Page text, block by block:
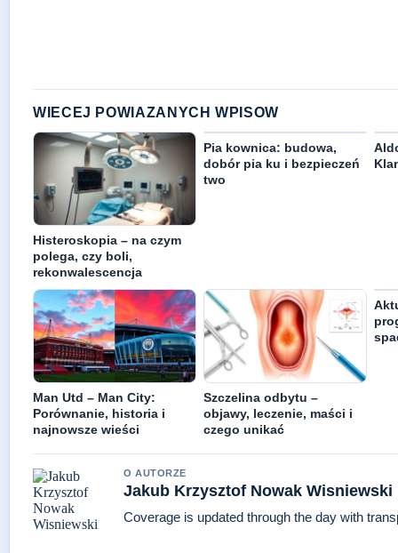
WIECEJ POWIAZANYCH WPISOW
Histeroskopia – na czym
polega, czy boli,
rekonwalescencja
Pia kownica: budowa,
dobór pia ku i bezpieczeń
two
Man Utd – Man City:
Porównanie, historia i
najnowsze wieści
Szczelina odbytu –
objawy, leczenie, maści i
czego unikać
O AUTORZE
Jakub Krzysztof Nowak Wisniewski
Coverage is updated through the day with